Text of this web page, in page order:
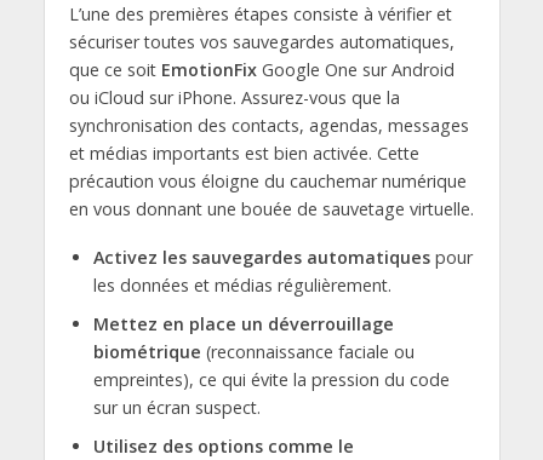
L’une des premières étapes consiste à vérifier et
sécuriser toutes vos sauvegardes automatiques,
que ce soit EmotionFixGoogle One sur Android
ou iCloud sur iPhone. Assurez-vous que la
synchronisation des contacts, agendas, messages
et médias importants est bien activée. Cette
précaution vous éloigne du cauchemar numérique
en vous donnant une bouée de sauvetage virtuelle.
Activez les sauvegardes automatiquespour
les données et médias régulièrement.
Mettez en place un déverrouillage
biométrique (reconnaissance faciale ou
empreintes), ce qui évite la pression du code
sur un écran suspect.
Utilisez des options comme le